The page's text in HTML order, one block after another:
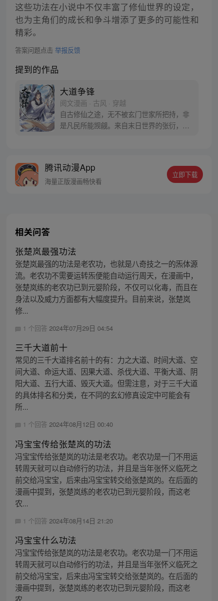
这些功法在小说中不仅丰富了修仙世界的设定，
也为主角们的成长和争斗增添了更多的可能性和
精彩。
答案问题点击 举报反馈
提到的作品
大道争锋
阅文漫画 · 古风 · 穿越
自古修仙之途，无不被玄门世家所把持，非
是凡民所能觊觎。来自末日世界的张衍，得
腾讯动漫App
海量正版漫画畅快看
立即下载
相关问答
张楚岚最强功法
张楚岚最强的功法是老农功，也就是八奇技之一的炁体源
流。老农功不需要运转炁便能自动运行周天，在漫画中，
张楚岚练的老农功已到元婴阶段，不仅可以化毒，而且在
身法以及威力方面都有大幅度提升。目前来说，张楚岚
修...
1 个回答 2024年07月29日 04:54
三千大道前十
常见的三千大道排名前十的有：力之大道、时间大道、空
间大道、命运大道、因果大道、杀伐大道、平衡大道、阴
阳大道、五行大道、毁灭大道。但需注意，对于三千大道
的具体排名和分类，在不同的玄幻修真设定中可能会有
所...
1 个回答 2024年08月12日 00:40
冯宝宝传给张楚岚的功法
冯宝宝传给张楚岚的功法是老农功。老农功是一门不用运
转周天就可以自动修行的功法，并且是当年张怀义临死之
前交给冯宝宝，后来由冯宝宝转交给张楚岚的。在后面的
漫画中提到，张楚岚练的老农功已到元婴阶段，而这老
农...
1 个回答 2024年08月14日 21:20
冯宝宝什么功法
冯宝宝传给张楚岚的功法是老农功。老农功是一门不用运
转周天就可以自动修行的功法，并且是当年张怀义临死之
前交给冯宝宝，后来由冯宝宝转交给张楚岚的。在后面的
漫画中提到，张楚岚练的老农功已到元婴阶段，而这老